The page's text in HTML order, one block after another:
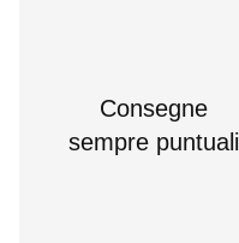
Consegne
sempre puntuali